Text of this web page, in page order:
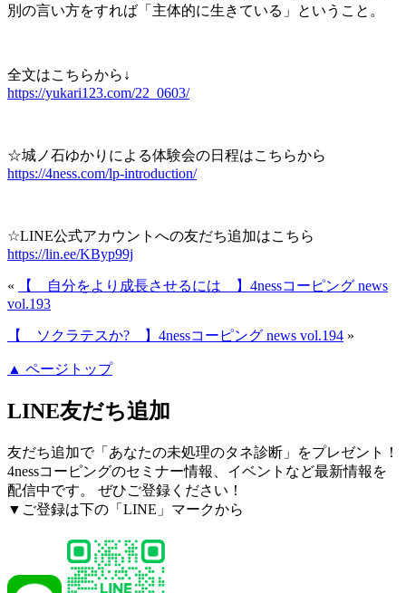
別の言い方をすれば「主体的に生きている」ということ。
全文はこちらから↓
https://yukari123.com/22_0603/
☆城ノ石ゆかりによる体験会の日程はこちらから
https://4ness.com/lp-introduction/
☆LINE公式アカウントへの友だち追加はこちら
https://lin.ee/KByp99j
«
【 自分をより成長させるには 】4nessコーピング news
vol.193
【 ソクラテスか? 】4nessコーピング news vol.194 »
▲ ページトップ
LINE友だち追加
友だち追加で「あなたの未処理のタネ診断」をプレゼント！
4nessコーピングのセミナー情報、イベントなど最新情報を
配信中です。 ぜひご登録ください！
▼ご登録は下の「LINE」マークから